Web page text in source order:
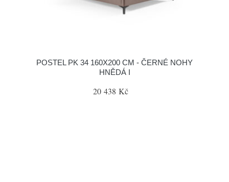
POSTEL PK 34 160X200 CM - ČERNÉ NOHY
HNĚDÁ I
20 438 Kč